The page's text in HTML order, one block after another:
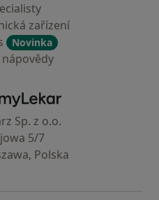
zařízení
Novinka
ZnamyLekar - Hlavní stránka
Sp. z o.o.
5/7
Polska